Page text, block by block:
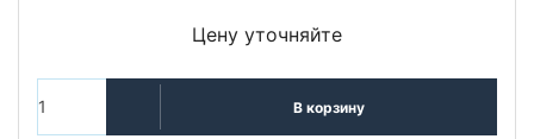
Цену уточняйте
В корзину